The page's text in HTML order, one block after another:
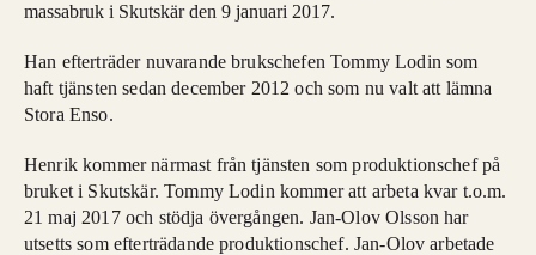
massabruk i Skutskär den 9 januari 2017.
Han efterträder nuvarande brukschefen Tommy Lodin som
haft tjänsten sedan december 2012 och som nu valt att lämna
Stora Enso.
Henrik kommer närmast från tjänsten som produktionschef på
bruket i Skutskär. Tommy Lodin kommer att arbeta kvar t.o.m.
21 maj 2017 och stödja övergången. Jan-Olov Olsson har
utsetts som efterträdande produktionschef. Jan-Olov arbetade